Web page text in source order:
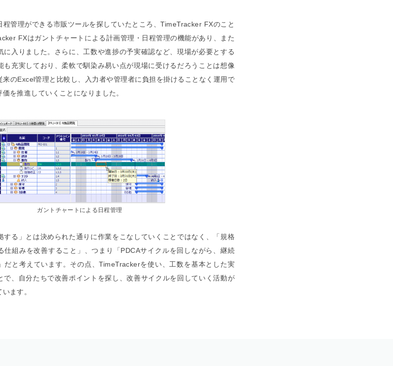
程管理ができる市販ツールを探していたところ、TimeTracker FXのこと
FXはガントチャートによる計画管理・日程管理の機能があり、また
に入りました。さらに、工数や進捗の予実確認など、現場が必要とする
も充実しており、柔軟で馴染み易い点が現場に受けるだろうことは想像
来のExcel管理と比較し、入力者や管理者に負担を掛けることなく運用で
を推進していくことになりました。
ガントチャートによる日程管理
する」とは決められた通りに作業をこなしていくことではなく、「規格
仕組みを改善すること」、つまり「PDCAサイクルを回しながら、継続
だと考えています。その点、TimeTrackerを使い、工数を基本とした実
で、自分たちで改善ポイントを探し、改善サイクルを回していく活動が
ます。